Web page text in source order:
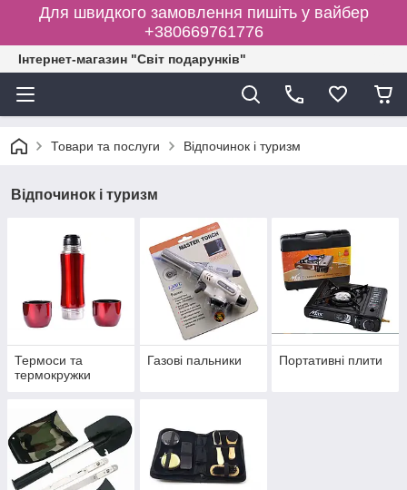
Для швидкого замовлення пишіть у вайбер
+380669761776
Інтернет-магазин "Світ подарунків"
Товари та послуги Відпочинок і туризм
Відпочинок і туризм
Термоси та
термокружки
Газові пальники Портативні плити